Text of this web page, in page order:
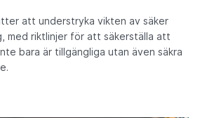
att understryka vikten av säker
med riktlinjer för att säkerställa att
bara är tillgängliga utan även säkra